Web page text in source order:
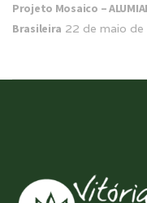
Projeto Mosaico –
Brasileira 22 de maio